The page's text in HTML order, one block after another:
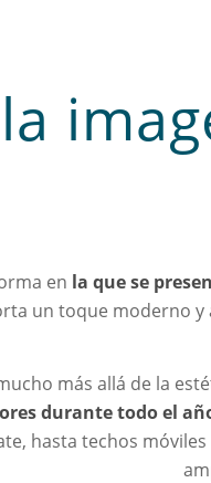
en la que se
un toque moderno
más allá de la
durante todo el
hasta techos